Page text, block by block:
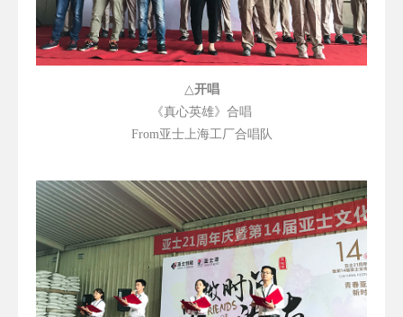
△开唱
《真心英雄》合唱
From亚士上海工厂合唱队